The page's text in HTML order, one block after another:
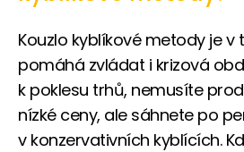
Kouzlo kyblíkové metody je v
pomáhá zvládat i krizová
k poklesu trhů, nemusíte
nízké ceny, ale sáhnete po
v konzervativních kyblících.